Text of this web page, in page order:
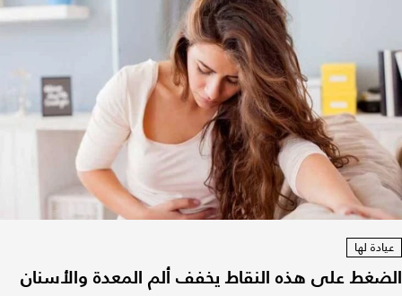
عيادة لها
الضغط على هذه النقاط يخفف ألم المعدة والأسنان